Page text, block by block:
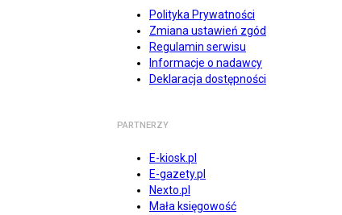
Polityka Prywatności
Zmiana ustawień zgód
Regulamin serwisu
Informacje o nadawcy
Deklaracja dostępności
PARTNERZY
E-kiosk.pl
E-gazety.pl
Nexto.pl
Mała księgowość